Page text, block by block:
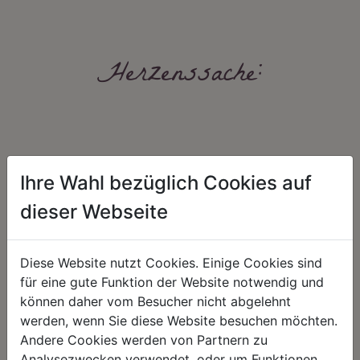
Herzenssache:
HARMONIE
Unser Sortiment steht für ein
positives Lebensgefühl. Wir
schenken natürliche, stilvolle
Momente für harmonische Stunden
zu Hause – den Ort, an dem
Menschen sich geborgen fühlen und
positive Energie schöpfen.
Nicht immer ist der günstigste Preis
auch ein guter Preis. Wir handeln
fair – im Hinblick auf unsere
Kalkulation, angemessene
Entlohnung und unsere
nachhaltigen, gewachsenen
Geschäftsbeziehungen.
Ihre Wahl bezüglich Cookies auf
dieser Webseite
Diese Website nutzt Cookies. Einige Cookies sind
für eine gute Funktion der Website notwendig und
können daher vom Besucher nicht abgelehnt
werden, wenn Sie diese Website besuchen möchten.
Andere Cookies werden von Partnern zu